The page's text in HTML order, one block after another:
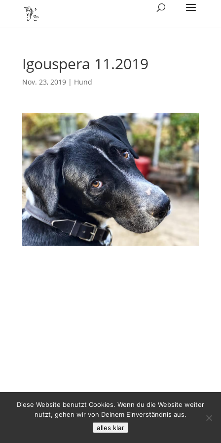
Igouspera 11.2019
Nov. 23, 2019| Hund
Diese Website benutzt Cookies. Wenn du die Website weiter
nutzt, gehen wir von Deinem Einverständnis aus.
alles klar